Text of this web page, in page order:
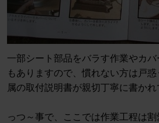
一部シート部品をバラす作業やカ
もありますので、慣れない方は戸
属の取付説明書が親切丁寧に書か
っつ～事で、ここでは作業工程は